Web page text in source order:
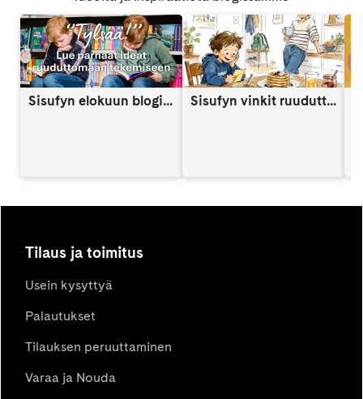
Sisufyn elokuun blogi: Näin vahvistat lapsen itsetuntoa someaikana Sisufyn vinkit ruuduttomaan päivään: Vinkki 9
Tilaus ja toimitus
Usein kysyttyä
Palautukset
Tilauksen peruuttaminen
Varaa ja Nouda